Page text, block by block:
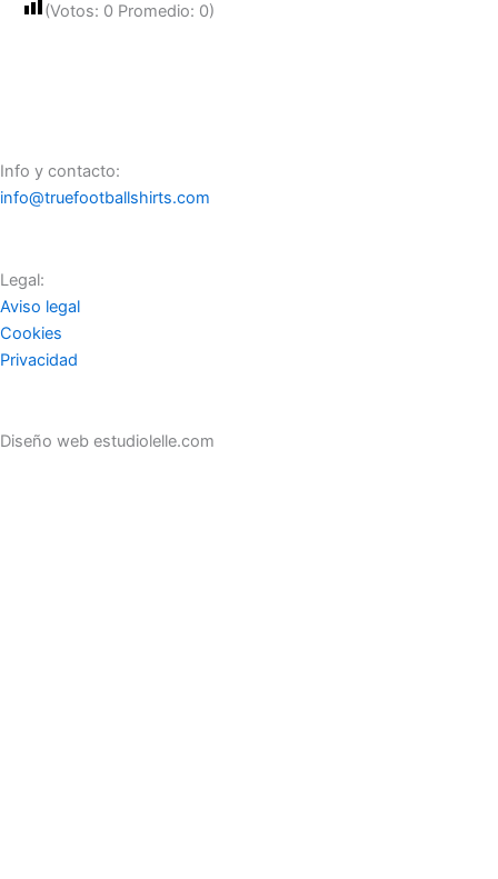
(Votos: 0 Promedio: 0)
Info y contacto:
info@truefootballshirts.com
Legal:
Aviso legal
Cookies
Privacidad
Diseño web estudiolelle.com